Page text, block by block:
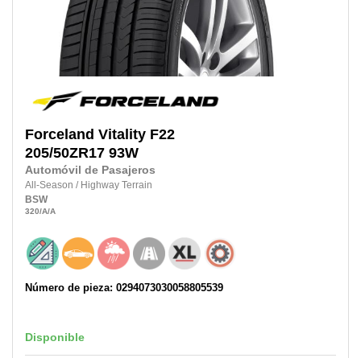
Forceland Vitality F22
205/50ZR17 93W
Automóvil de Pasajeros
All-Season / Highway Terrain
BSW
320/A/A
Número de pieza: 0294073030058805539
Disponible